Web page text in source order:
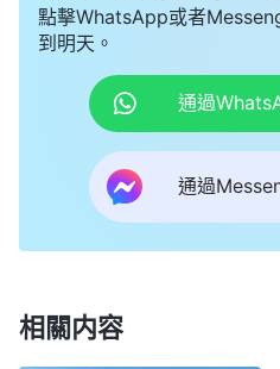
底。你可以關心、可以幫
拴在自己身邊一切生活大
父母身邊。這樣做就能達
不見得。兒女總生活在父
負責，這對兒女的成長不
練，經風雨見世面，這對
大成人了就不應該把他們
關係了。他自己的事由他
點擊WhatsApp或者
到明天。
通過
通過
相關内容